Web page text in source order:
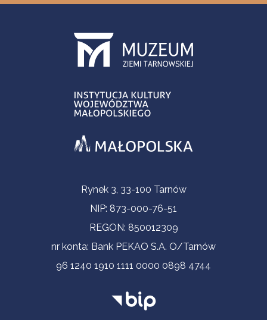
Informacje kontaktoweRynek 3, 33-100 Tarnów
NIP: 873-000-76-51
REGON: 850012309
nr konta: Bank PEKAO S.A. O/Tarnów
96 1240 1910 1111 0000 0898 4744